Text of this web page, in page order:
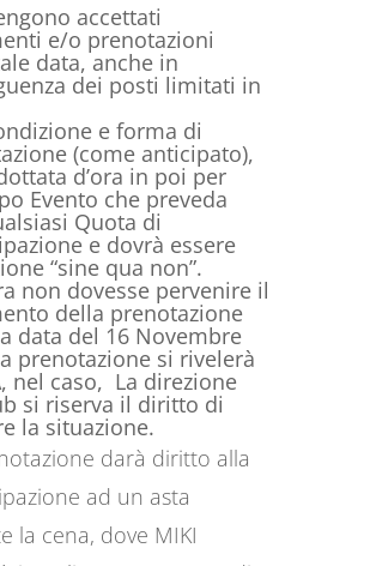
accettati
e/o prenotazioni
data, anche in
dei posti limitati in
e forma di
(come anticipato),
d’ora in poi per
Evento che preveda
Quota di
e dovrà essere
“sine qua non”.
non dovesse pervenire il
della prenotazione
data del 16 Novembre
prenotazione si rivelerà
nel caso, La direzione
si riserva il diritto di
la situazione.
darà diritto alla
ad un asta
la cena, dove MIKI